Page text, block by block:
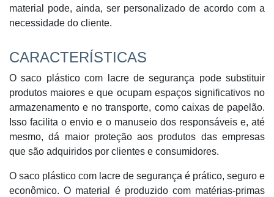
material pode, ainda, ser personalizado de acordo com a
necessidade do cliente.
CARACTERÍSTICAS
O saco plástico com lacre de segurança pode substituir
produtos maiores e que ocupam espaços significativos no
armazenamento e no transporte, como caixas de papelão.
Isso facilita o envio e o manuseio dos responsáveis e, até
mesmo, dá maior proteção aos produtos das empresas
que são adquiridos por clientes e consumidores.
O saco plástico com lacre de segurança é prático, seguro e
econômico. O material é produzido com matérias-primas